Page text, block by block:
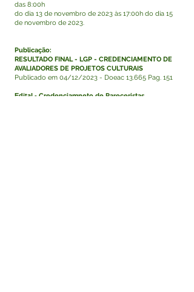
das 8:00h
do dia 13 de novembro de 2023 às 17:00h do dia 15
de novembro de 2023.
Publicação:
RESULTADO FINAL - LGP - CREDENCIAMENTO DE
AVALIADORES DE PROJETOS CULTURAIS
Publicado em 04/12/2023 - Doeac 13.665 Pag. 151
Edital - Credenciamneto de Pareceristas